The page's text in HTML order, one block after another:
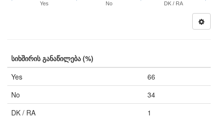
Yes No DK / RA
სიხშირის განაწილება (%)
Yes
66
No
34
DK / RA
1